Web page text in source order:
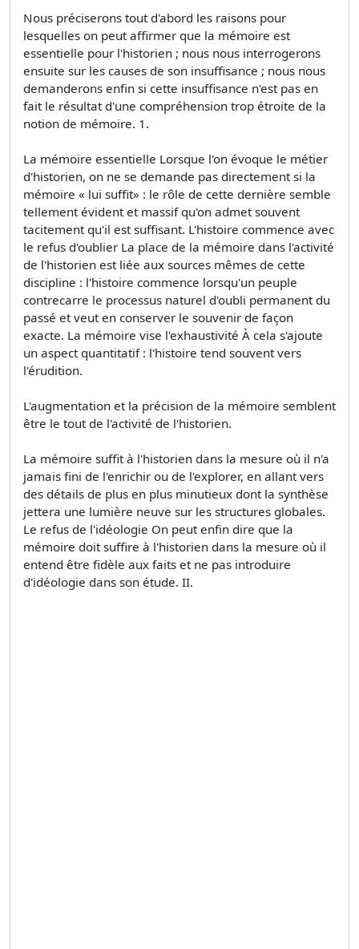
Nous préciserons tout d'abord les raisons pour
lesquelles on peut affirmer que la mémoire est
essentielle pour l'historien ; nous nous interrogerons
ensuite sur les causes de son insuffisance ; nous nous
demanderons enfin si cette insuffisance n'est pas en
fait le résultat d'une compréhension trop étroite de la
notion de mémoire. 1.
La mémoire essentielle Lorsque l'on évoque le métier
d'historien, on ne se demande pas directement si la
mémoire « lui suffit» : le rôle de cette dernière semble
tellement évident et massif qu'on admet souvent
tacitement qu'il est suffisant. L'histoire commence avec
le refus d'oublier La place de la mémoire dans l'activité
de l'historien est liée aux sources mêmes de cette
discipline : l'histoire commence lorsqu'un peuple
contrecarre le processus naturel d'oubli permanent du
passé et veut en conserver le souvenir de façon
exacte. La mémoire vise l'exhaustivité À cela s'ajoute
un aspect quantitatif : l'histoire tend souvent vers
l'érudition.
L'augmentation et la précision de la mémoire semblent
être le tout de l'activité de l'historien.
La mémoire suffit à l'historien dans la mesure où il n'a
jamais fini de l'enrichir ou de l'explorer, en allant vers
des détails de plus en plus minutieux dont la synthèse
jettera une lumière neuve sur les structures globales.
Le refus de l'idéologie On peut enfin dire que la
mémoire doit suffire à l'historien dans la mesure où il
entend être fidèle aux faits et ne pas introduire
d'idéologie dans son étude. II.